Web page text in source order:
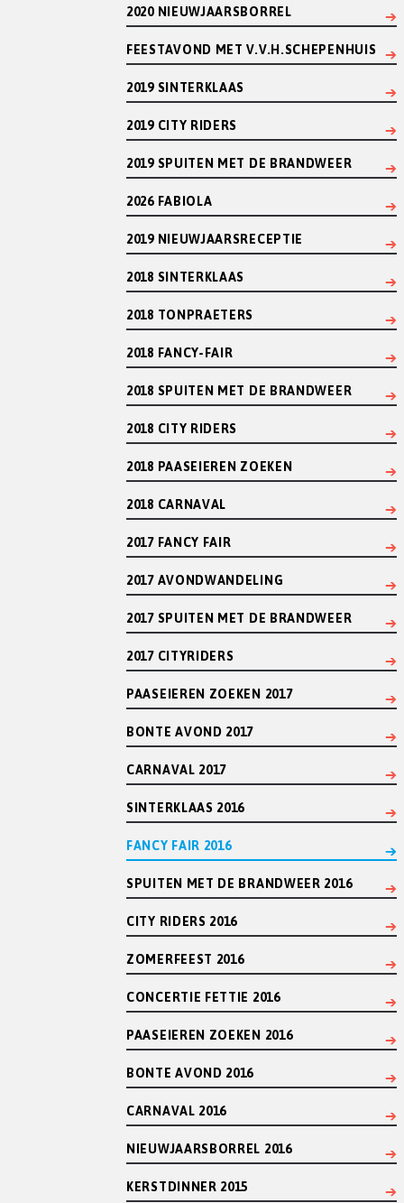
2020 NIEUWJAARSBORREL
FEESTAVOND MET V.V.H.SCHEPENHUIS
2019 SINTERKLAAS
2019 CITY RIDERS
2019 SPUITEN MET DE BRANDWEER
2026 FABIOLA
2019 NIEUWJAARSRECEPTIE
2018 SINTERKLAAS
2018 TONPRAETERS
2018 FANCY-FAIR
2018 SPUITEN MET DE BRANDWEER
2018 CITY RIDERS
2018 PAASEIEREN ZOEKEN
2018 CARNAVAL
2017 FANCY FAIR
2017 AVONDWANDELING
2017 SPUITEN MET DE BRANDWEER
2017 CITYRIDERS
PAASEIEREN ZOEKEN 2017
BONTE AVOND 2017
CARNAVAL 2017
SINTERKLAAS 2016
FANCY FAIR 2016
SPUITEN MET DE BRANDWEER 2016
CITY RIDERS 2016
ZOMERFEEST 2016
CONCERTIE FETTIE 2016
PAASEIEREN ZOEKEN 2016
BONTE AVOND 2016
CARNAVAL 2016
NIEUWJAARSBORREL 2016
KERSTDINNER 2015